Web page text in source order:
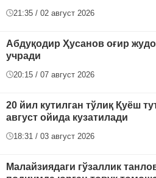
21:35 / 02 август 2026
Абдуқодир Ҳусанов оғир
учради
20:15 / 07 август 2026
20 йил кутилган тўлиқ Қуёш
август ойида кузатилади
18:31 / 03 август 2026
Малайзиядаги гўзаллик